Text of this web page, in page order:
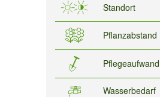
Standort
Pflanzabstand
Pflegeaufwand
Wasserbedarf